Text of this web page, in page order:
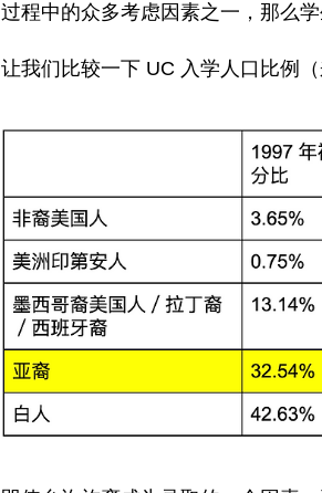
过程中的众多考虑因素之一，那么
让我们比较一下 UC 入学人口比例（